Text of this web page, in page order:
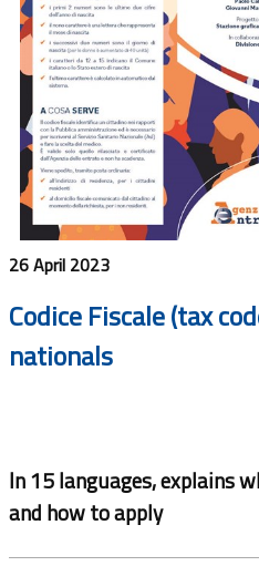
26 April 2023
Codice Fiscale (tax
nationals
In 15 languages, explains
and how to apply